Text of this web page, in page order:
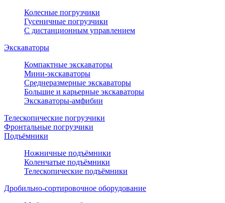
Колесные погрузчики
Гусеничные погрузчики
С дистанционным управлением
Экскаваторы
Компактные экскаваторы
Мини-экскаваторы
Среднеразмерные экскаваторы
Большие и карьерные экскаваторы
Экскаваторы-амфибии
Телескопические погрузчики
Фронтальные погрузчики
Подъёмники
Ножничные подъёмники
Коленчатые подъёмники
Телескопические подъёмники
Дробильно-сортировочное оборудование